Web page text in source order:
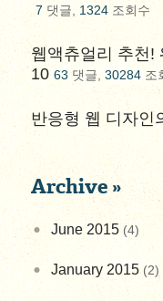
7 댓글, 1324조회수
웹액츄얼리 추천!
10 63 댓글, 30284조
반응형 웹 디자인
Archive »
June 2015(4)
January 2015(2)